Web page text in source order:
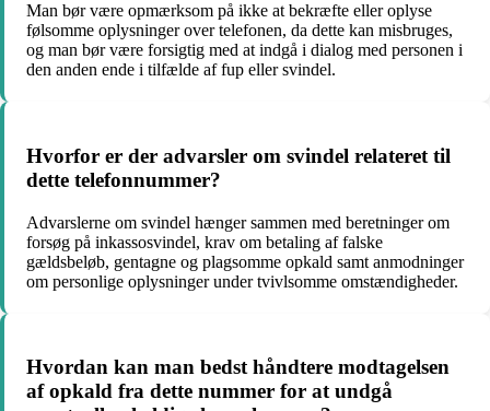
Man bør være opmærksom på ikke at bekræfte eller oplyse
følsomme oplysninger over telefonen, da dette kan misbruges,
og man bør være forsigtig med at indgå i dialog med personen i
den anden ende i tilfælde af fup eller svindel.
Hvorfor er der advarsler om svindel relateret til
dette telefonnummer?
Advarslerne om svindel hænger sammen med beretninger om
forsøg på inkassosvindel, krav om betaling af falske
gældsbeløb, gentagne og plagsomme opkald samt anmodninger
om personlige oplysninger under tvivlsomme omstændigheder.
Hvordan kan man bedst håndtere modtagelsen
af opkald fra dette nummer for at undgå